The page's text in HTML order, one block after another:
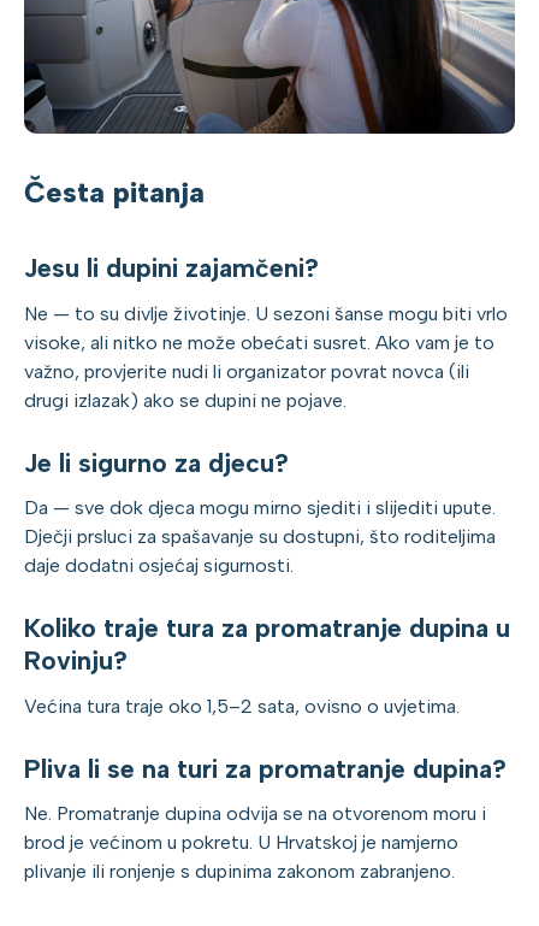
Česta pitanja
Jesu li dupini zajamčeni?
Ne — to su divlje životinje. U sezoni šanse mogu biti vrlo
visoke, ali nitko ne može obećati susret. Ako vam je to
važno, provjerite nudi li organizator povrat novca (ili
drugi izlazak) ako se dupini ne pojave.
Je li sigurno za djecu?
Da — sve dok djeca mogu mirno sjediti i slijediti upute.
Dječji prsluci za spašavanje su dostupni, što roditeljima
daje dodatni osjećaj sigurnosti.
Koliko traje tura za promatranje dupina u
Rovinju?
Većina tura traje oko 1,5–2 sata, ovisno o uvjetima.
Pliva li se na turi za promatranje dupina?
Ne. Promatranje dupina odvija se na otvorenom moru i
brod je većinom u pokretu. U Hrvatskoj je namjerno
plivanje ili ronjenje s dupinima zakonom zabranjeno.